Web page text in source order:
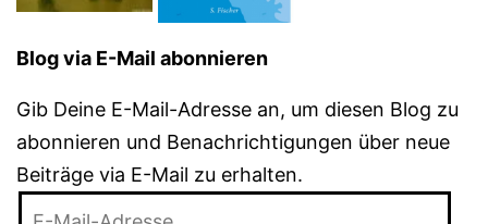
Blog via E-Mail abonnieren
Gib Deine E-Mail-Adresse an, um diesen Blog zu
abonnieren und Benachrichtigungen über neue
Beiträge via E-Mail zu erhalten.